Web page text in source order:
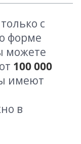
с
форме
можете
100 000
имеют
в